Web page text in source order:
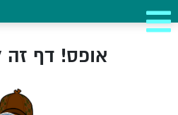
אופס! דף זה